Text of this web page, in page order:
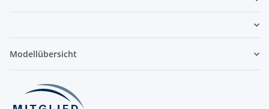
Modellübersicht